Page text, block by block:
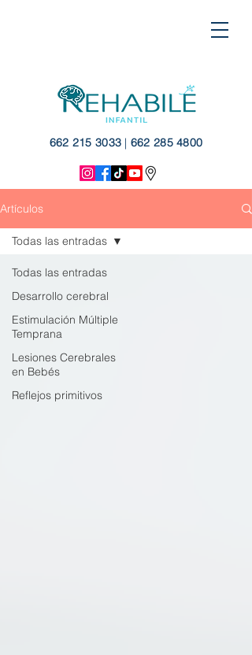
662 215 3033 | 662 285 4800
Artículos
Todas las entradas
Desarrollo cerebral
Estimulación Múltiple
Temprana
Lesiones Cerebrales
en Bebés
Reflejos primitivos
Todas las entradas